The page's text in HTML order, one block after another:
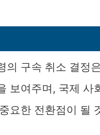
의 구속 취소 결정
보여주며, 국제 사
요한 전환점이 될